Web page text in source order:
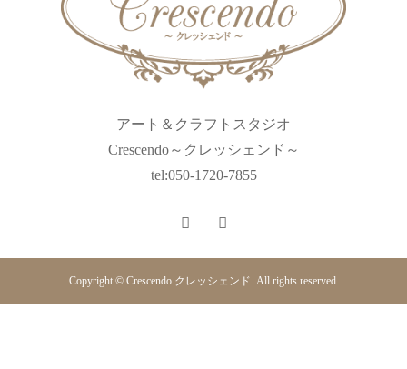
アート＆クラフトスタジオ
Crescendo～クレッシェンド～
tel:050-1720-7855
Copyright © Crescendo クレッシェンド. All rights reserved.